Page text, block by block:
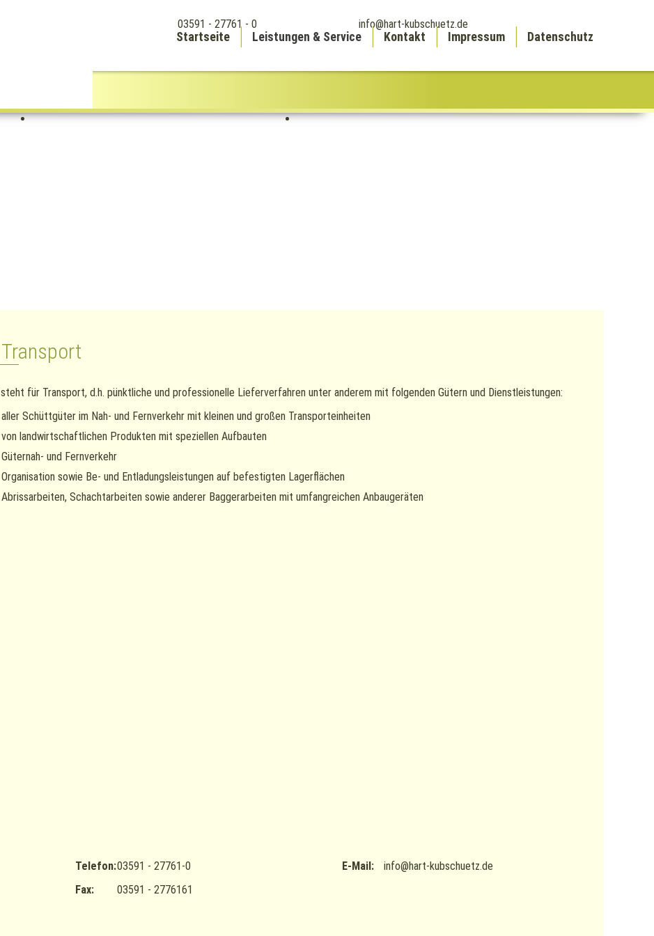
03591 - 27761 - 0 info@hart-kubschuetz.de
Startseite Leistungen & Service Kontakt Impressum Datenschutz
Transport
steht für Transport, d.h. pünktliche und professionelle Lieferverfahren unter anderem mit folgenden Gütern und Dienstleistungen:
aller Schüttgüter im Nah- und Fernverkehr mit kleinen und großen Transporteinheiten
von landwirtschaftlichen Produkten mit speziellen Aufbauten
Güternah- und Fernverkehr
Organisation sowie Be- und Entladungsleistungen auf befestigten Lagerflächen
Abrissarbeiten, Schachtarbeiten sowie anderer Baggerarbeiten mit umfangreichen Anbaugeräten
Telefon:03591 - 27761-0
Fax:
03591 - 2776161
E-Mail: info@hart-kubschuetz.de